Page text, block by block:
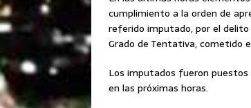
cumplimiento a la orden de
referido imputado, por el delito
Grado de Tentativa, cometido
Los imputados fueron puestos
en las próximas horas.